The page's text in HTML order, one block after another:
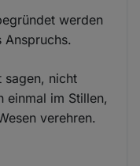
werden
sagen, nicht
einmal im Stillen,
verehren.